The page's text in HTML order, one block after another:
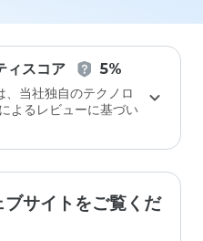
ィスコア 5%
、当社独自のテクノロ
よるレビューに基づい
サイトをご覧くだ